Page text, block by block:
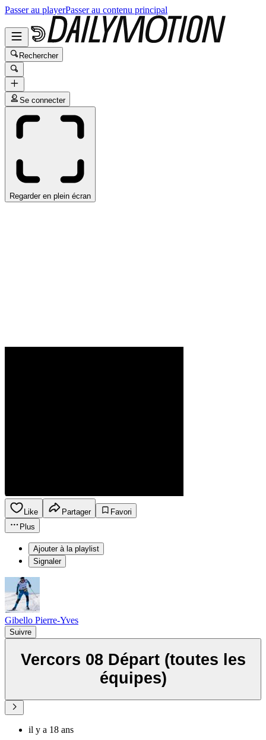
Passer au playerPasser au contenu principal
Rechercher
Se connecter
Regarder en plein écran
Like Partager
Favori
Plus
Ajouter à la playlist
Signaler
Gibello Pierre-Yves
Suivre
Vercors 08 Départ (toutes les
équipes)
il y a 18 ans